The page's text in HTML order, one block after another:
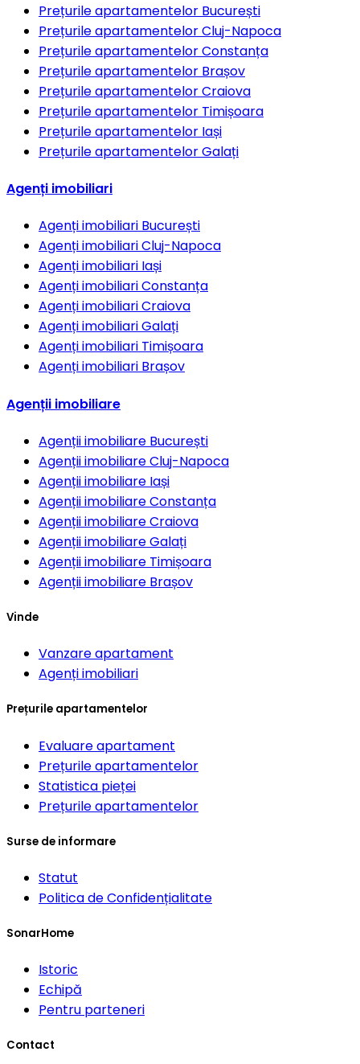
Prețurile apartamentelor București
Prețurile apartamentelorCluj-Napoca
Prețurile apartamentelorConstanța
Prețurile apartamentelor Brașov
Prețurile apartamentelorCraiova
Prețurile apartamentelor Timișoara
Prețurile apartamentelor Iași
Prețurile apartamentelorGalați
Agenți imobiliari
Agenți imobiliari București
Agenți imobiliariCluj-Napoca
Agenți imobiliari Iași
Agenți imobiliariConstanța
Agenți imobiliariCraiova
Agenți imobiliariGalați
Agenți imobiliari Timișoara
Agenți imobiliari Brașov
Agenții imobiliare
Agenții imobiliare București
Agenții imobiliareCluj-Napoca
Agenții imobiliare Iași
Agenții imobiliareConstanța
Agenții imobiliareCraiova
Agenții imobiliareGalați
Agenții imobiliare Timișoara
Agenții imobiliare Brașov
Vinde
Vanzare apartament
Agenți imobiliari
Prețurile apartamentelor
Evaluare apartament
Prețurile apartamentelor
Statistica pieței
Prețurile apartamentelor
Surse de informare
Statut
Politica de Confidențialitate
SonarHome
Istoric
Echipă
Pentru parteneri
Contact